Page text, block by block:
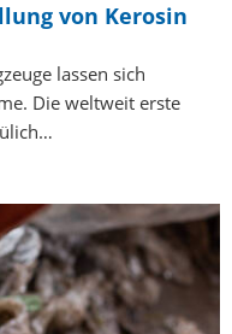
von Kerosin
lassen sich
Die weltweit erste